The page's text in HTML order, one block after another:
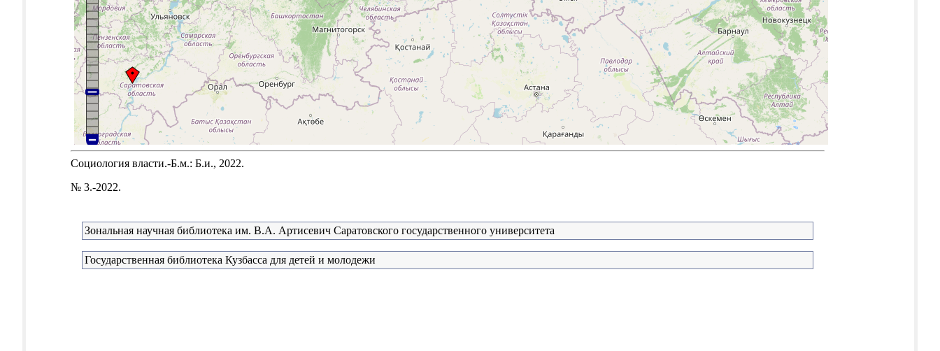
Социология власти.-Б.м.: Б.и., 2022.
№ 3.-2022.
Зональная научная библиотека им. В.А. Артисевич Саратовского государственного университета
Государственная библиотека Кузбасса для детей и молодежи